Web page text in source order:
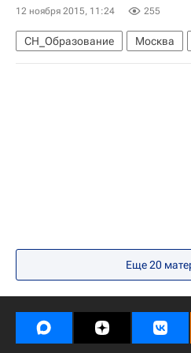
12 ноября 2015, 11:24 255
СН_Образование Москва
Центральный ФО
Весь мир
Еще 20